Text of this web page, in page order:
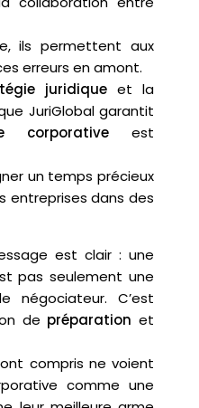
ils permettent aux
erreurs en amont.
juridiqueet la
JuriGlobal garantit
corporativeest
un temps précieux
entreprises dans des
est clair : une
pas seulement une
négociateur. C’est
de préparation et
compris ne voient
comme une